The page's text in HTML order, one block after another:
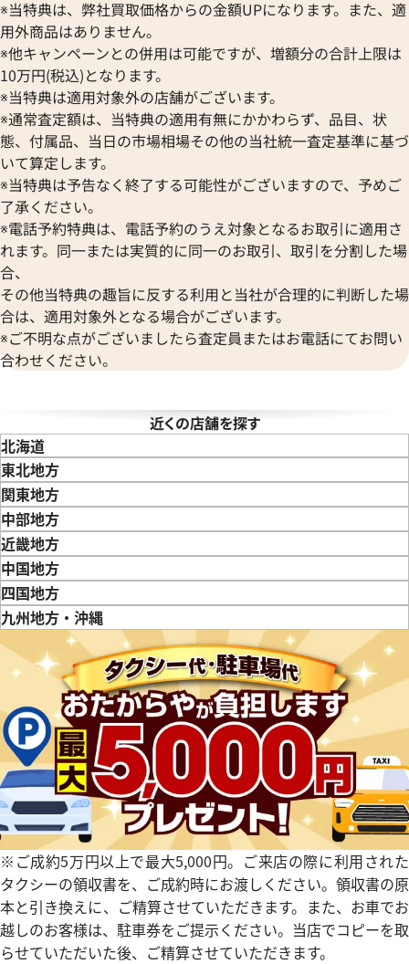
ロイヤルオーク オフショア
格
27日時点の参考買取価格で
クロノグラフ
参考買取価格
4,305,000円
※2025年10月9日時点の参考
ロイヤルオーク オフショア
格
日時点の参考買取価格です
26201SN.OO.D101CR.01
参考買取価格
2,968,000円
※2025年11月9日時点の参考
ロイヤルオーク オフショア
ンス 25807ST.O.1010ST.01
格
日時点の参考買取価格です
オーデマ ピゲ ロイヤルオー
クロノグラフ
参考買取価格
2,787,000円
※2026年1月27日時点の参考
ORIS
オリス
Audemars Piguet
オーデマ ピゲ
Vacheron Constantin
ヴァシュロン・コンスタンタン
Van Cleef & Arpels
ヴァンクリーフ＆アーペル
Versace
ヴェルサーチ
Wempe
センチュリー
ZENITH
ゼニス
BULOVA
ブローバ
Bell & Ross
ベル＆ロス
BAUME＆MERCIER
ボーム＆メルシエ
BALL Watch
ボール ウォッチ
※当特典は、弊社買取価格からの金額UPになります。また、適
用外商品はありません。
※他キャンペーンとの併用は可能ですが、増額分の合計上限は
10万円(税込)となります。
※当特典は適用対象外の店舗がございます。
※通常査定額は、当特典の適用有無にかかわらず、品目、状
態、付属品、当日の市場相場その他の当社統一査定基準に基づ
いて算定します。
※当特典は予告なく終了する可能性がございますので、予めご
了承ください。
※電話予約特典は、電話予約のうえ対象となるお取引に適用さ
れます。同一または実質的に同一のお取引、取引を分割した場
合、
その他当特典の趣旨に反する利用と当社が合理的に判断した場
合は、適用対象外となる場合がございます。
※ご不明な点がございましたら査定員またはお電話にてお問い
合わせください。
近くの店舗を探す
北海道
東北地方
青森県岩手県
関東地方
東京都神奈川県
中部地方
新潟県富山県
近畿地方
三重県滋賀県
中国地方
鳥取県島根県
四国地方
徳島県香川県愛媛県
九州地方・沖縄
福岡県
佐賀県 長崎県 熊本県大分県宮崎県鹿児島県
※ご成約5万円以上で最大5,000円。ご来店の際に利用された
タクシーの領収書を、ご成約時にお渡しください。領収書の原
本と引き換えに、ご精算させていただきます。また、お車でお
越しのお客様は、駐車券をご提示ください。当店でコピーを取
らせていただいた後、ご精算させていただきます。